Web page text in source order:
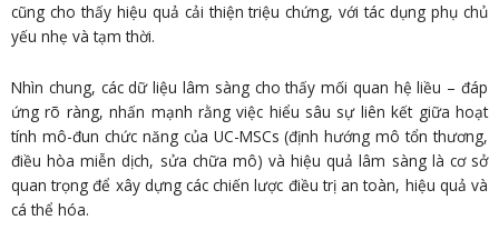
cũng cho thấy hiệu quả cải thiện triệu chứng, với tác dụng phụ chủ
yếu nhẹ và tạm thời.
Nhìn chung, các dữ liệu lâm sàng cho thấy mối quan hệ liều – đáp
ứng rõ ràng, nhấn mạnh rằng việc hiểu sâu sự liên kết giữa hoạt
tính mô-đun chức năng của UC-MSCs (định hướng mô tổn thương,
điều hòa miễn dịch, sửa chữa mô) và hiệu quả lâm sàng là cơ sở
quan trọng để xây dựng các chiến lược điều trị an toàn, hiệu quả và
cá thể hóa.